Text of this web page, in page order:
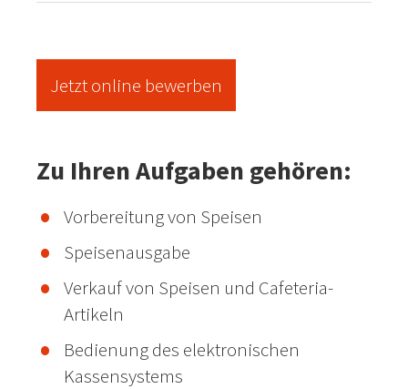
Jetzt online bewerben
Zu Ihren Aufgaben gehören:
Vorbereitung von Speisen
Speisenausgabe
Verkauf von Speisen und Cafeteria-
Artikeln
Bedienung des elektronischen
Kassensystems